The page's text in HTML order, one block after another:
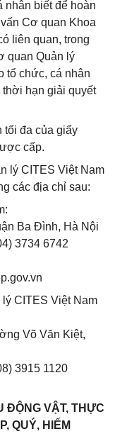
nhân biết để hoàn
Cơ quan Khoa
liên quan, trong
quan Quản lý
tổ chức, cá nhân
thời hạn giải quyết
tối đa của giấy
cấp.
lý CITES Việt Nam
các địa chỉ sau:
Ba Đình, Hà Nội
3734 6742
CITES Việt Nam
Võ Văn Kiệt,
3915 1120
ĐỘNG VẬT, THỰC
QUÝ, HIẾM